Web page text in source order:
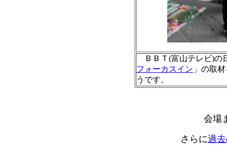
ＢＢＴ(富山テレビ)の
フォーカスイン 」の取
うです。
会場
さらに過